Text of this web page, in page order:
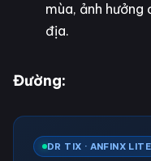
mùa, ảnh
địa.
Đường:
DR TIX · ANFINX LITE